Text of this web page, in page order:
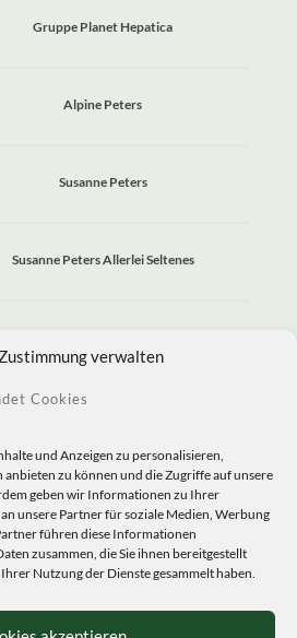
verwalten
Cookies
und Anzeigen zu personalisieren,
zu können und die Zugriffe auf unsere
geben wir Informationen zu Ihrer
unsere Partner für soziale Medien, Werbung
führen diese Informationen
zusammen, die Sie ihnen bereitgestellt
Nutzung der Dienste gesammelt haben.
Gruppe Planet Hepatica
Alpine Peters
Susanne Peters
Susanne Peters Allerlei Seltenes
Peters. All Rights Reserved.